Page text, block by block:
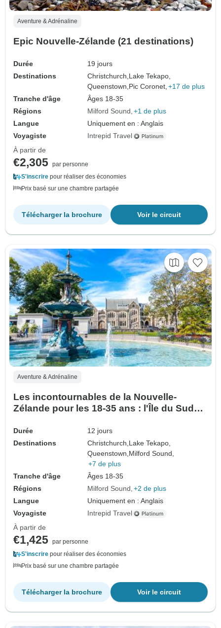
Aventure & Adrénaline
Epic Nouvelle-Zélande (21 destinations)
Durée
19 jours
Destinations
Christchurch,Lake Tekapo,
Queenstown,Pic Coronet, +17 de plus
Tranche d'âge
Âges 18-35
Régions
Milford Sound +1 de plus
Langue
Uniquement en : Anglais
Voyagiste
Intrepid Travel
À partir de
€2,305 par personne
S'inscrire pour réaliser des économies
Prix basé sur une chambre partagée
Voir le circuit
Télécharger la brochure
Aventure & Adrénaline
Les incontournables de la Nouvelle-
Zélande pour les 18-35 ans : l'Île du Sud
Durée
12 jours
Destinations
Christchurch,Lake Tekapo,
Queenstown,Milford Sound,
+7 de plus
Tranche d'âge
Âges 18-35
Régions
Milford Sound +2 de plus
Langue
Uniquement en : Anglais
Voyagiste
Intrepid Travel
À partir de
€1,425 par personne
S'inscrire pour réaliser des économies
Prix basé sur une chambre partagée
Voir le circuit
Télécharger la brochure